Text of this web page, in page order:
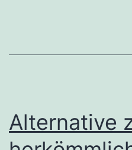
Alternative